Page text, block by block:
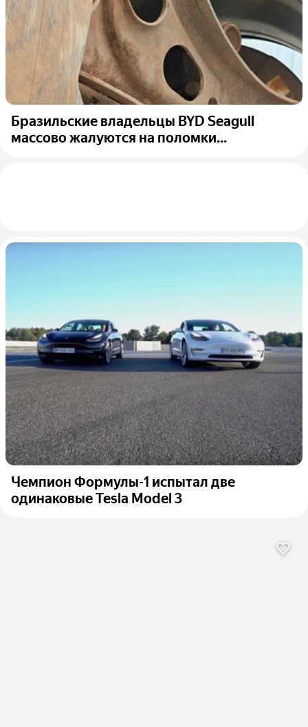
Бразильские владельцы BYD Seagull
массово жалуются на поломки...
Чемпион Формулы-1 испытал две
одинаковые Tesla Model 3